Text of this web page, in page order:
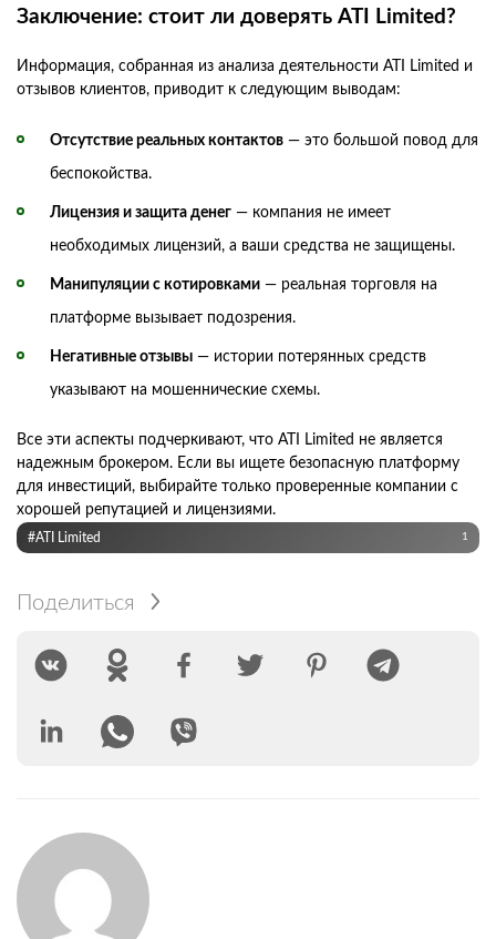
Заключение: стоит ли доверять ATI Limited?
Информация, собранная из анализа деятельности ATI Limited и
отзывов клиентов, приводит к следующим выводам:
Отсутствие реальных контактов — это большой повод для
беспокойства.
Лицензия и защита денег — компания не имеет
необходимых лицензий, а ваши средства не защищены.
Манипуляции с котировками — реальная торговля на
платформе вызывает подозрения.
Негативные отзывы — истории потерянных средств
указывают на мошеннические схемы.
Все эти аспекты подчеркивают, что ATI Limited не является
надежным брокером. Если вы ищете безопасную платформу
для инвестиций, выбирайте только проверенные компании с
хорошей репутацией и лицензиями.
#ATI Limited 1
Поделиться